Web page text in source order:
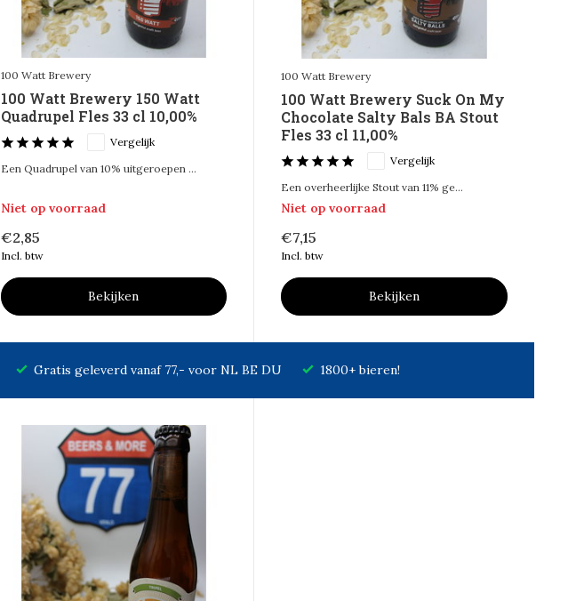
100 Watt Brewery
100 Watt Brewery 150 Watt
Quadrupel Fles 33 cl 10,00%
Vergelijk
Een Quadrupel van 10% uitgeroepen ...
Niet op voorraad
€2,85
Incl. btw
Bekijken
100 Watt Brewery
100 Watt Brewery Suck On My
Chocolate Salty Bals BA Stout
Fles 33 cl 11,00%
Vergelijk
Een overheerlijke Stout van 11% ge...
Niet op voorraad
€7,15
Incl. btw
Bekijken
Gratis geleverd vanaf 77,- voor NL BE DU 1800+ bieren!